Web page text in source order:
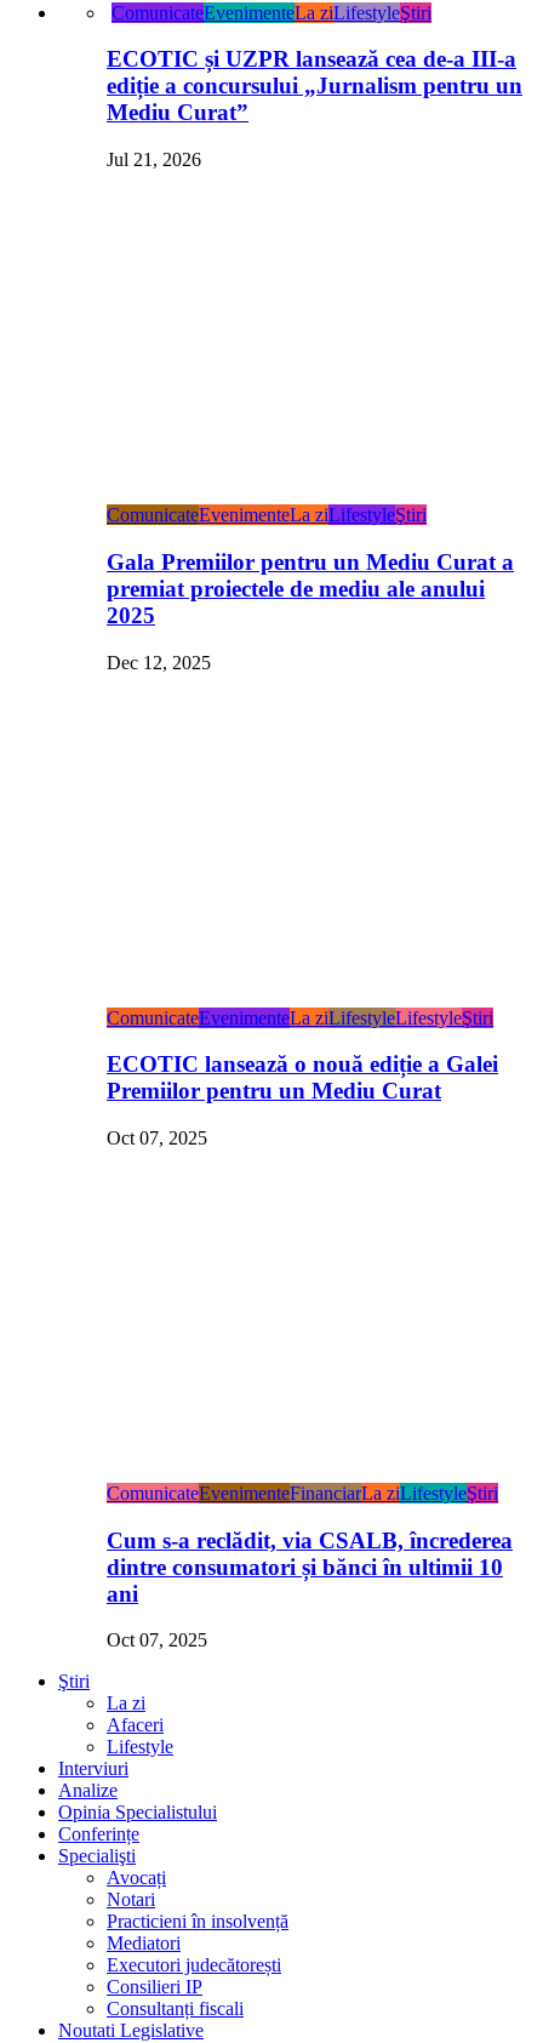
ComunicateEvenimenteLa ziLifestyleŞtiri
ECOTIC și UZPR lansează cea de-a III-a
ediție a concursului „Jurnalism pentru un
Mediu Curat”
Jul 21, 2026
ComunicateEvenimenteLa ziLifestyleŞtiri
Gala Premiilor pentru un Mediu Curat a
premiat proiectele de mediu ale anului
2025
Dec 12, 2025
ComunicateEvenimenteLa ziLifestyleLifestyleŞtiri
ECOTIC lansează o nouă ediție a Galei
Premiilor pentru un Mediu Curat
Oct 07, 2025
ComunicateEvenimenteFinanciarLa ziLifestyleŞtiri
Cum s-a reclădit, via CSALB, încrederea
dintre consumatori și bănci în ultimii 10
ani
Oct 07, 2025
Ştiri
La zi
Afaceri
Lifestyle
Interviuri
Analize
Opinia Specialistului
Conferințe
Specialişti
Avocați
Notari
Practicieni în insolvență
Mediatori
Executori judecătorești
Consilieri IP
Consultanți fiscali
Noutati Legislative